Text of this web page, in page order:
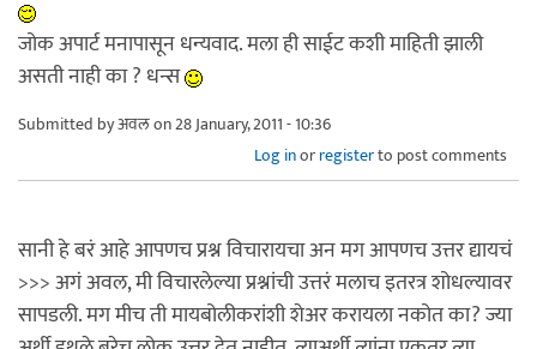
जोक अपार्ट मनापासून धन्यवाद. मला ही साईट कशी माहिती झाली
असती नाही का ? धन्स
Submitted byअवलon 28 January, 2011 - 10:36
Log inorregisterto post comments
सानी हे बरं आहे आपणच प्रश्न विचारायचा अन मग आपणच उत्तर द्यायचं
>>> अगं अवल, मी विचारलेल्या प्रश्नांची उत्तरं मलाच इतरत्र शोधल्यावर
सापडली. मग मीच ती मायबोलीकरांशी शेअर करायला नकोत का? ज्या